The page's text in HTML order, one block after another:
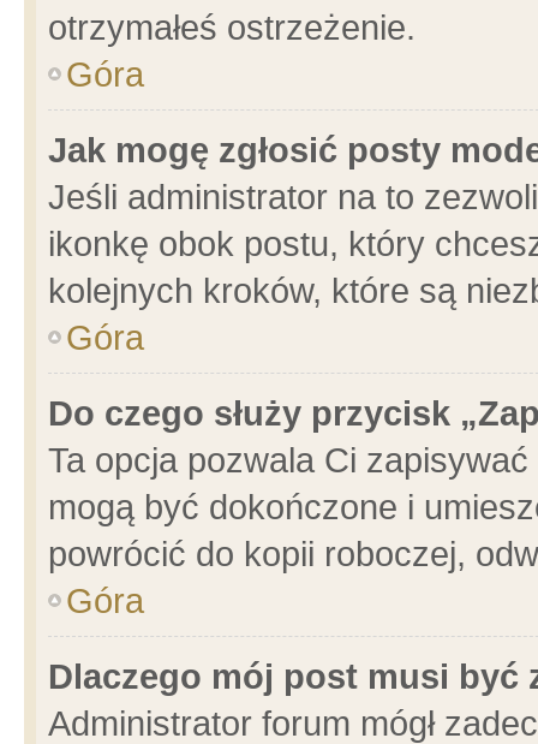
otrzymałeś ostrzeżenie.
Góra
Jak mogę zgłosić posty
Jeśli administrator na to
ikonkę obok postu, który
kolejnych kroków, które są
Góra
Do czego służy przycisk
Ta opcja pozwala Ci
mogą być dokończone i
powrócić do kopii roboczej,
Góra
Dlaczego mój post musi być
Administrator forum mógł